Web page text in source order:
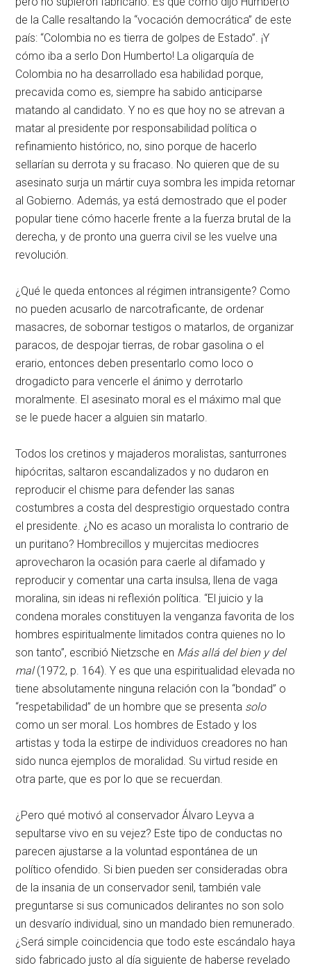
de la Calle resaltando la “vocación democrática” de este
país: “Colombia no es tierra de golpes de Estado”. ¡Y
cómo iba a serlo Don Humberto! La oligarquía de
Colombia no ha desarrollado esa habilidad porque,
precavida como es, siempre ha sabido anticiparse
matando al candidato. Y no es que hoy no se atrevan a
matar al presidente por responsabilidad política o
refinamiento histórico, no, sino porque de hacerlo
sellarían su derrota y su fracaso. No quieren que de su
asesinato surja un mártir cuya sombra les impida retornar
al Gobierno. Además, ya está demostrado que el poder
popular tiene cómo hacerle frente a la fuerza brutal de la
derecha, y de pronto una guerra civil se les vuelve una
revolución.
¿Qué le queda entonces al régimen intransigente? Como
no pueden acusarlo de narcotraficante, de ordenar
masacres, de sobornar testigos o matarlos, de organizar
paracos, de despojar tierras, de robar gasolina o el
erario, entonces deben presentarlo como loco o
drogadicto para vencerle el ánimo y derrotarlo
moralmente. El asesinato moral es el máximo mal que
se le puede hacer a alguien sin matarlo.
Todos los cretinos y majaderos moralistas, santurrones
hipócritas, saltaron escandalizados y no dudaron en
reproducir el chisme para defender las sanas
costumbres a costa del desprestigio orquestado contra
el presidente. ¿No es acaso un moralista lo contrario de
un puritano? Hombrecillos y mujercitas mediocres
aprovecharon la ocasión para caerle al difamado y
reproducir y comentar una carta insulsa, llena de vaga
moralina, sin ideas ni reflexión política. “El juicio y la
condena morales constituyen la venganza favorita de los
hombres espiritualmente limitados contra quienes no lo
son tanto”, escribió Nietzsche en Más allá del bien y del
mal(1972, p. 164). Y es que una espiritualidad elevada no
tiene absolutamente ninguna relación con la “bondad” o
“respetabilidad” de un hombre que se presenta solo
como un ser moral. Los hombres de Estado y los
artistas y toda la estirpe de individuos creadores no han
sido nunca ejemplos de moralidad. Su virtud reside en
otra parte, que es por lo que se recuerdan.
¿Pero qué motivó al conservador Álvaro Leyva a
sepultarse vivo en su vejez? Este tipo de conductas no
parecen ajustarse a la voluntad espontánea de un
político ofendido. Si bien pueden ser consideradas obra
de la insania de un conservador senil, también vale
preguntarse si sus comunicados delirantes no son solo
un desvarío individual, sino un mandado bien remunerado.
¿Será simple coincidencia que todo este escándalo haya
sido fabricado justo al día siguiente de haberse revelado